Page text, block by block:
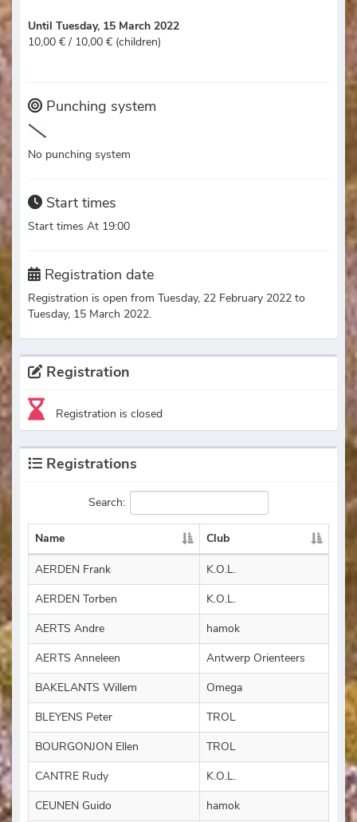
Until Tuesday, 15 March 2022
10,00 € / 10,00 € (children)
Punching system
No punching system
Start times
Start times At 19:00
Registration date
Registration is open from Tuesday, 22 February 2022 to
Tuesday, 15 March 2022.
Registration
Registration is closed
Registrations
Search:
Name Club
AERDEN Frank
K.O.L.
AERDEN Torben
K.O.L.
AERTS Andre
hamok
AERTS Anneleen
Antwerp Orienteers
BAKELANTS Willem
Omega
BLEYENS Peter
TROL
BOURGONJON Ellen
TROL
CANTRE Rudy
K.O.L.
CEUNEN Guido
hamok